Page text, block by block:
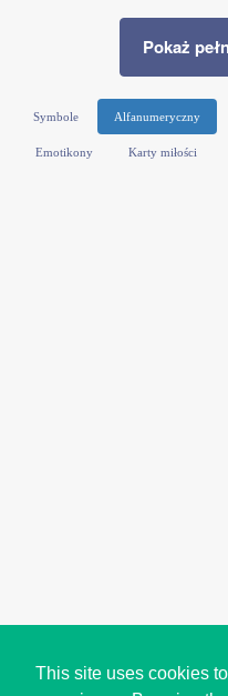
This site uses cookies
Pokaż
Symbole Alfanumeryczny
Emotikony Karty miłości